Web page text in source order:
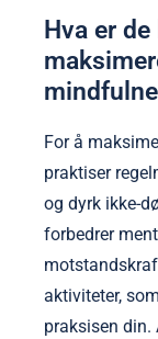
Hva er
For å
praktiser
og dyrk ikke-
forbedrer
aktiviteter,
praksisen din.